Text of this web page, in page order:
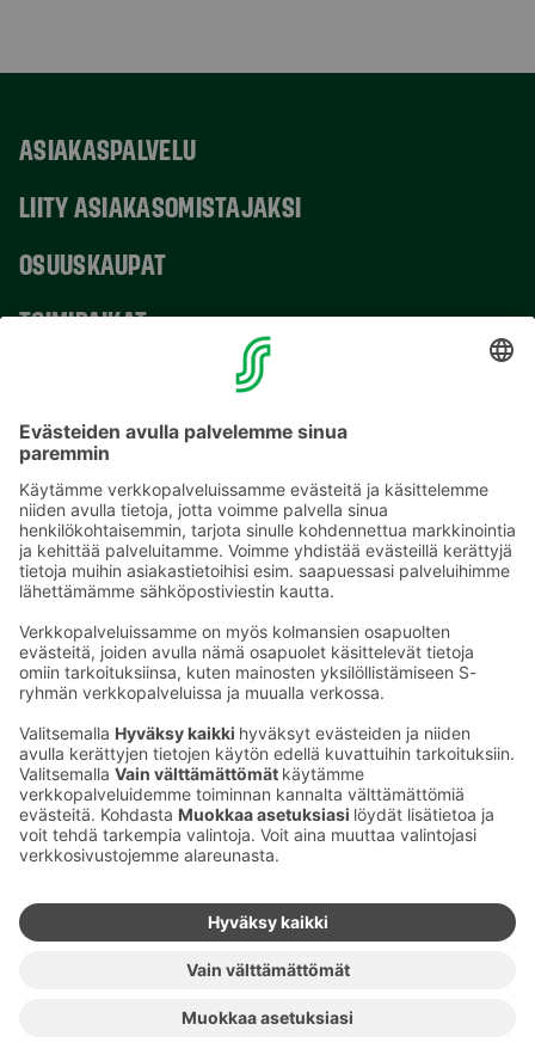
ASIAKASPALVELU
LIITY ASIAKASOMISTAJAKSI
OSUUSKAUPAT
TOIMIPAIKAT
Sähköpostiosoitteet S-ryhmässä ovat muotoa
etunimi.sukunimi@sok.fi
Seuraa meitä:
Muuta evästeasetuksia